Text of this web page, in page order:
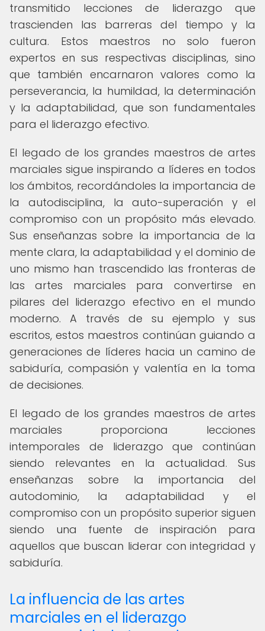
transmitido lecciones de liderazgo que
trascienden las barreras del tiempo y la
cultura. Estos maestros no solo fueron
expertos en sus respectivas disciplinas, sino
que también encarnaron valores como la
perseverancia, la humildad, la determinación
y la adaptabilidad, que son fundamentales
para el liderazgo efectivo.
El legado de los grandes maestros de artes
marciales sigue inspirando a líderes en todos
los ámbitos, recordándoles la importancia de
la autodisciplina, la auto-superación y el
compromiso con un propósito más elevado.
Sus enseñanzas sobre la importancia de la
mente clara, la adaptabilidad y el dominio de
uno mismo han trascendido las fronteras de
las artes marciales para convertirse en
pilares del liderazgo efectivo en el mundo
moderno. A través de su ejemplo y sus
escritos, estos maestros continúan guiando a
generaciones de líderes hacia un camino de
sabiduría, compasión y valentía en la toma
de decisiones.
El legado de los grandes maestros de artes
marciales proporciona lecciones
intemporales de liderazgo que continúan
siendo relevantes en la actualidad. Sus
enseñanzas sobre la importancia del
autodominio, la adaptabilidad y el
compromiso con un propósito superior siguen
siendo una fuente de inspiración para
aquellos que buscan liderar con integridad y
sabiduría.
La influencia de las artes
marciales en el liderazgo